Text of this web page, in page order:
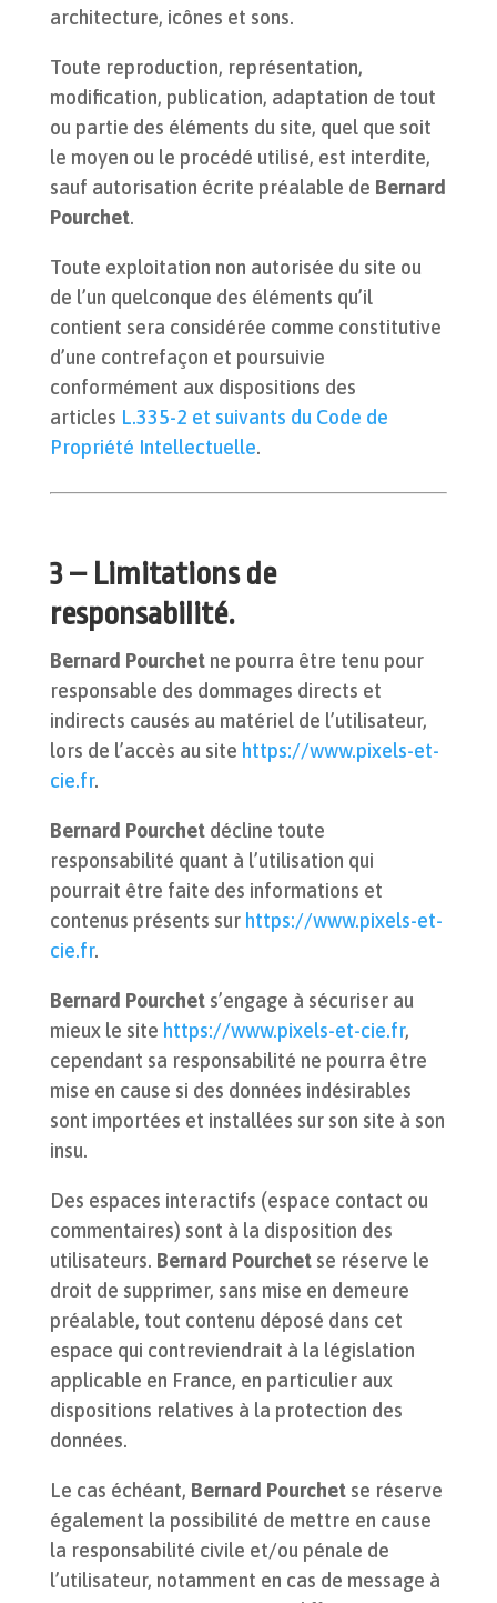
architecture, icônes et sons.
Toute reproduction, représentation,
modification, publication, adaptation de tout
ou partie des éléments du site, quel que soit
le moyen ou le procédé utilisé, est interdite,
sauf autorisation écrite préalable de Bernard
Pourchet.
Toute exploitation non autorisée du site ou
de l’un quelconque des éléments qu’il
contient sera considérée comme constitutive
d’une contrefaçon et poursuivie
conformément aux dispositions des
articles L.335-2 et suivants du Code de
Propriété Intellectuelle.
3 – Limitations de
responsabilité.
Bernard Pourchet ne pourra être tenu pour
responsable des dommages directs et
indirects causés au matériel de l’utilisateur,
lors de l’accès au site https://www.pixels-et-
cie.fr.
Bernard Pourchet décline toute
responsabilité quant à l’utilisation qui
pourrait être faite des informations et
contenus présents sur https://www.pixels-et-
cie.fr.
Bernard Pourchet s’engage à sécuriser au
mieux le site https://www.pixels-et-cie.fr,
cependant sa responsabilité ne pourra être
mise en cause si des données indésirables
sont importées et installées sur son site à son
insu.
Des espaces interactifs (espace contact ou
commentaires) sont à la disposition des
utilisateurs. Bernard Pourchet se réserve le
droit de supprimer, sans mise en demeure
préalable, tout contenu déposé dans cet
espace qui contreviendrait à la législation
applicable en France, en particulier aux
dispositions relatives à la protection des
données.
Le cas échéant, Bernard Pourchet se réserve
également la possibilité de mettre en cause
la responsabilité civile et/ou pénale de
l’utilisateur, notamment en cas de message à